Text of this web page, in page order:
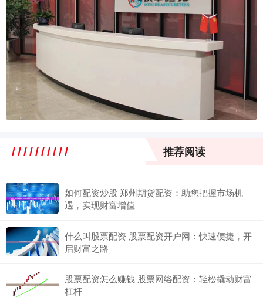
推荐阅读
如何配资炒股 郑州期货配资：助您把握市场机
遇，实现财富增值
什么叫股票配资 股票配资开户网：快速便捷，开
启财富之路
股票配资怎么赚钱 股票网络配资：轻松撬动财富
杠杆